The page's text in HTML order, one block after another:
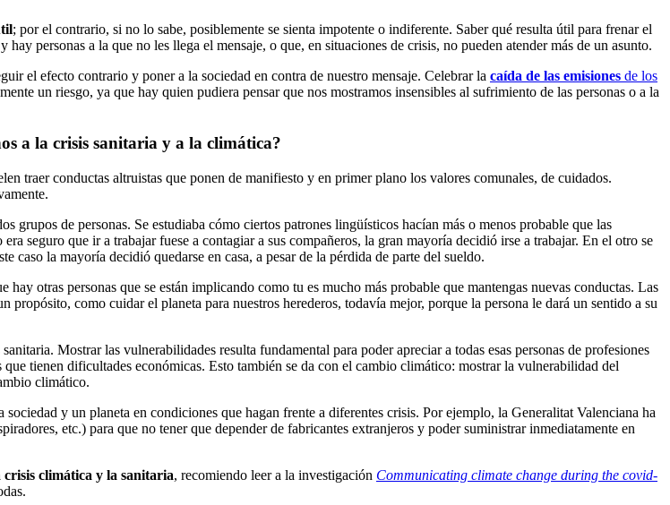
; por el contrario, si no lo sabe, posiblemente se sienta impotente o indiferente. Saber qué resulta útil para frenar el
personas a la que no les llega el mensaje, o que, en situaciones de crisis, no pueden atender más de un asunto.
el efecto contrario y poner a la sociedad en contra de nuestro mensaje. Celebrar la caída de las emisiones de los
un riesgo, ya que hay quien pudiera pensar que nos mostramos insensibles al sufrimiento de las personas o a la
a la crisis sanitaria y a la climática?
traer conductas altruistas que ponen de manifiesto y en primer plano los valores comunales, de cuidados.
grupos de personas. Se estudiaba cómo ciertos patrones lingüísticos hacían más o menos probable que las
seguro que ir a trabajar fuese a contagiar a sus compañeros, la gran mayoría decidió irse a trabajar. En el otro se
caso la mayoría decidió quedarse en casa, a pesar de la pérdida de parte del sueldo.
hay otras personas que se están implicando como tu es mucho más probable que mantengas nuevas conductas. Las
propósito, como cuidar el planeta para nuestros herederos, todavía mejor, porque la persona le dará un sentido a su
Mostrar las vulnerabilidades resulta fundamental para poder apreciar a todas esas personas de profesiones
tienen dificultades económicas. Esto también se da con el cambio climático: mostrar la vulnerabilidad del
climático.
sociedad y un planeta en condiciones que hagan frente a diferentes crisis. Por ejemplo, la Generalitat Valenciana ha
etc.) para que no tener que depender de fabricantes extranjeros y poder suministrar inmediatamente en
climática y la sanitaria, recomiendo leer a la investigación Communicating climate change during the covid-